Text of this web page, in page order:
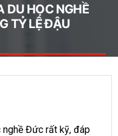
DU HỌC NGHỀ
TỶ LỆ ĐẬU
nghề Đức rất kỹ, đáp